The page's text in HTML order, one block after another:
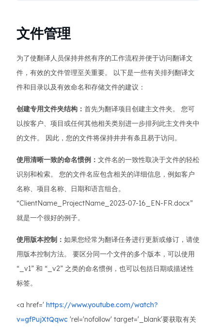
文件管理
为了使翻译人员保持井然有序的工作流程并便于访问翻译文
件，有效的文件管理至关重要。 以下是一些有关排列翻译文
件和目录以及有效命名和存储文件的建议：
创建专用文件夹结构： 首先为翻译项目创建主文件夹。 您可
以按客户、项目或任何其他相关类别进一步排列此主文件夹中
的文件。 因此，您的文件将保持井井有条且易于访问。
使用清晰一致的命名惯例： 文件名的一致性取决于文件的轻松
识别和检索。 您的文件名应包含相关的详细信息，例如客户
名称、项目名称、日期和语言组合。
“ClientName_ProjectName_2023-07-16_EN-FR.docx”
就是一个很好的例子。
使用版本控制： 如果您经常为翻译任务进行更新或修订，请使
用版本控制方法。 要区分同一个文件的多个版本，可以使用
“_v1” 和 “_v2” 之类的命名惯例，也可以包括日期或描述性
标签。
<a href=' https://www.youtube.com/watch?
v=gfPujXtQqwc 'rel='nofollow' target='_blank'要获取有关